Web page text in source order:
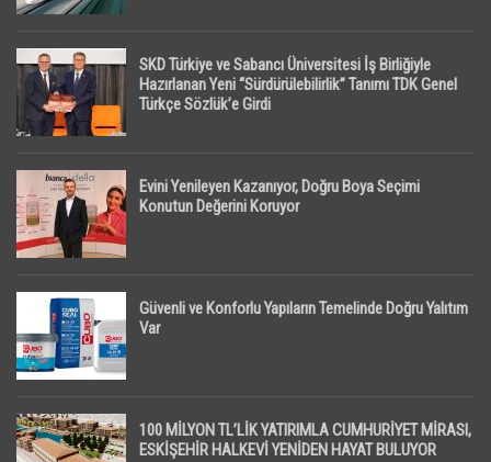
SKD Türkiye ve Sabancı Üniversitesi İş Birliğiyle
Hazırlanan Yeni “Sürdürülebilirlik” Tanımı TDK Genel
Türkçe Sözlük’e Girdi
Evini Yenileyen Kazanıyor, Doğru Boya Seçimi
Konutun Değerini Koruyor
Güvenli ve Konforlu Yapıların Temelinde Doğru Yalıtım
Var
100 MİLYON TL’LİK YATIRIMLA CUMHURİYET MİRASI,
ESKİŞEHİR HALKEVİ YENİDEN HAYAT BULUYOR